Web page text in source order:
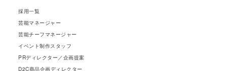
採用一覧
芸能マネージャー
芸能チーフマネージャー
イベント制作スタッフ
PRディレクター／企画提案
D2C商品企画ディレクター